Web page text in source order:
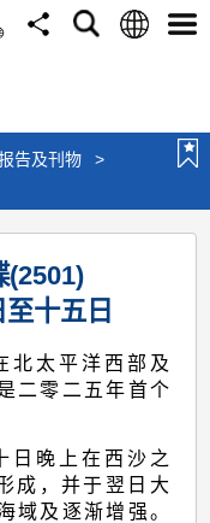
分
搜
语
选
告及刊物
>
(2501)
十五日
北太平洋西部及
二零二五年首个
日晚上在西沙之
成，并于翌日大
域及逐渐增强。